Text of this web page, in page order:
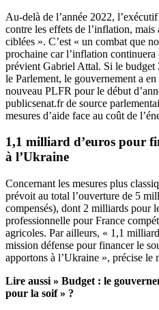
Au-delà de l’année 2022,
contre les effets de l’inflation, mais
ciblées ». C’est « un combat que
prochaine car l’inflation
prévient Gabriel Attal. Si le budget
le Parlement, le gouvernement a
nouveau PLFR pour le début
publicsenat.fr de source
mesures d’aide face au coût de
1,1 milliard d’euros pour
à l’Ukraine
Concernant les mesures plus
prévoit au total l’ouverture de 5
compensés), dont 2 milliards pour
professionnelle pour France
agricoles. Par ailleurs, « 1,1
mission défense pour financer le
apportons à l’Ukraine », précise le
Lire aussi » Budget : le
pour la soif » ?